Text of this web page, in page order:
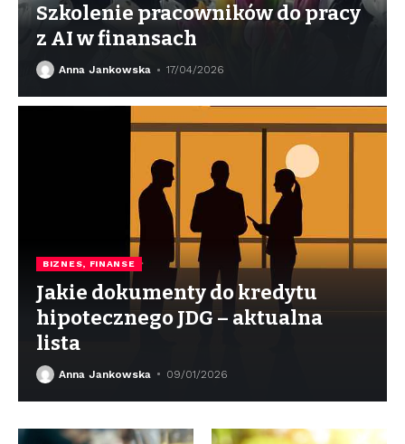
Szkolenie pracowników do pracy
z AI w finansach
Anna Jankowska 17/04/2026
BIZNES, FINANSE
Jakie dokumenty do kredytu
hipotecznego JDG – aktualna
lista
Anna Jankowska 09/01/2026